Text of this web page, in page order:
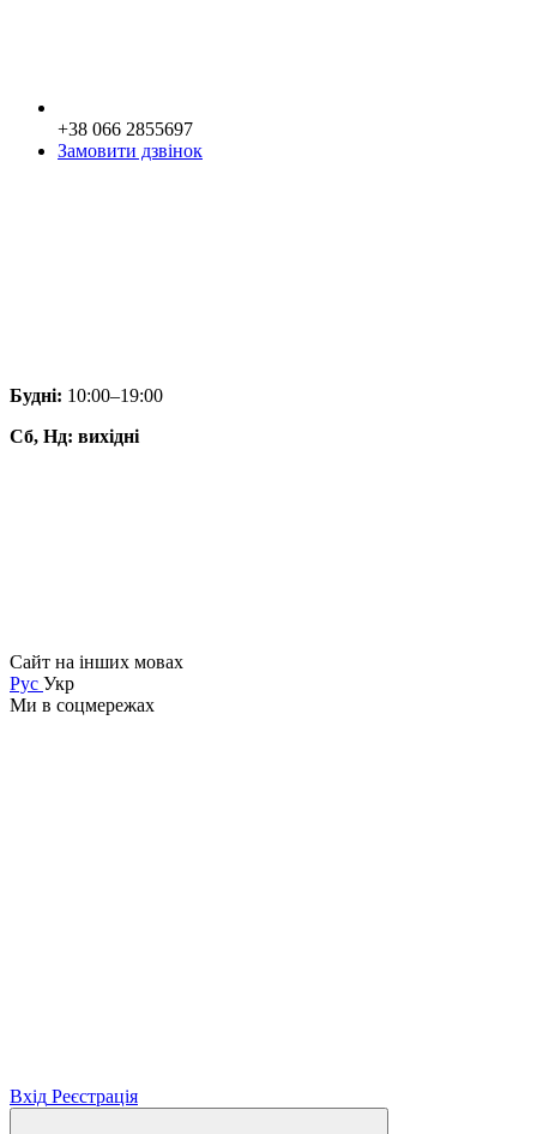
+38 066 2855697
Замовити дзвінок
Будні: 10:00–19:00
Сб, Нд: вихідні
Сайт на інших мовах
Рус Укр
Ми в соцмережах
Вхід Реєстрація